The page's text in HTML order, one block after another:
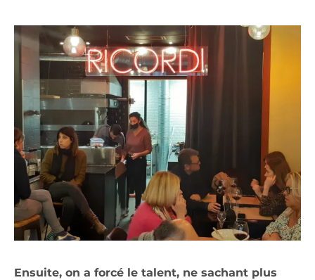
Ensuite, on a forcé le talent, ne sachant plus